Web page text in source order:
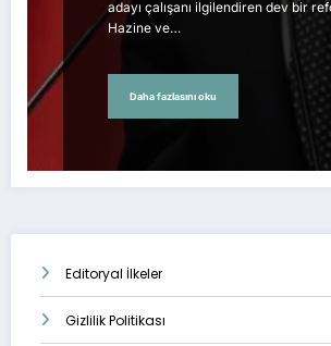
adayı çalışanı ilgilendiren dev bir
Hazine ve…
Daha fazlasını oku
Editoryal İlkeler
Gizlilik Politikası